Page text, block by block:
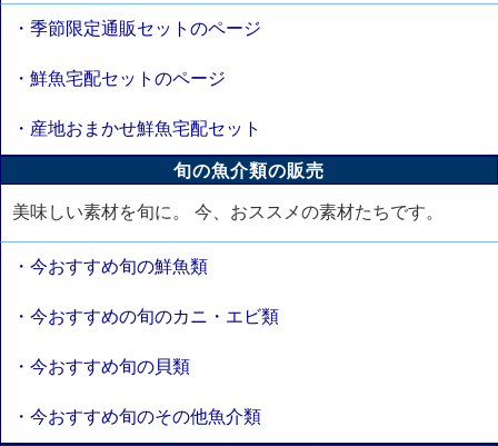
・季節限定通販セットのページ
・鮮魚宅配セットのページ
・産地おまかせ鮮魚宅配セット
旬の魚介類の販売
美味しい素材を旬に。 今、おススメの素材たちです。
・今おすすめ旬の鮮魚類
・今おすすめの旬のカニ・エビ類
・今おすすめ旬の貝類
・今おすすめ旬のその他魚介類